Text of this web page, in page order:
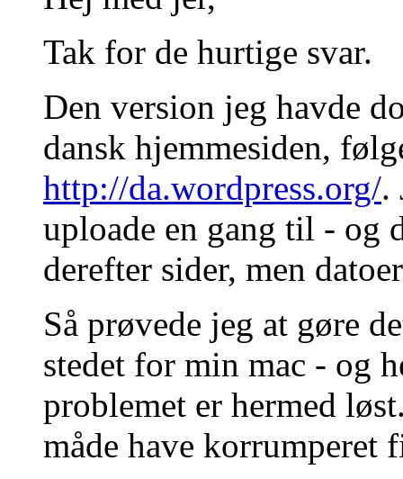
Tak for de hurtige svar.
Den version jeg havde
dansk hjemmesiden,
http://da.wordpress.org/.
uploade en gang til - og
derefter sider, men
Så prøvede jeg at gøre
stedet for min mac - og
problemet er hermed
måde have korrumperet